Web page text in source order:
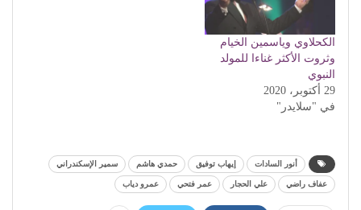
الكحلاوي وياسمين الخيام
وثروت الأكثر غناءا للمولد
النبوي
29 أكتوبر، 2020
في "سلايدر"
أنور السادات إيهاب توفيق حمدي هاشم سمير الإسكندراني
عفاف راضي علي الحجار عمر فتحي عمرو دياب